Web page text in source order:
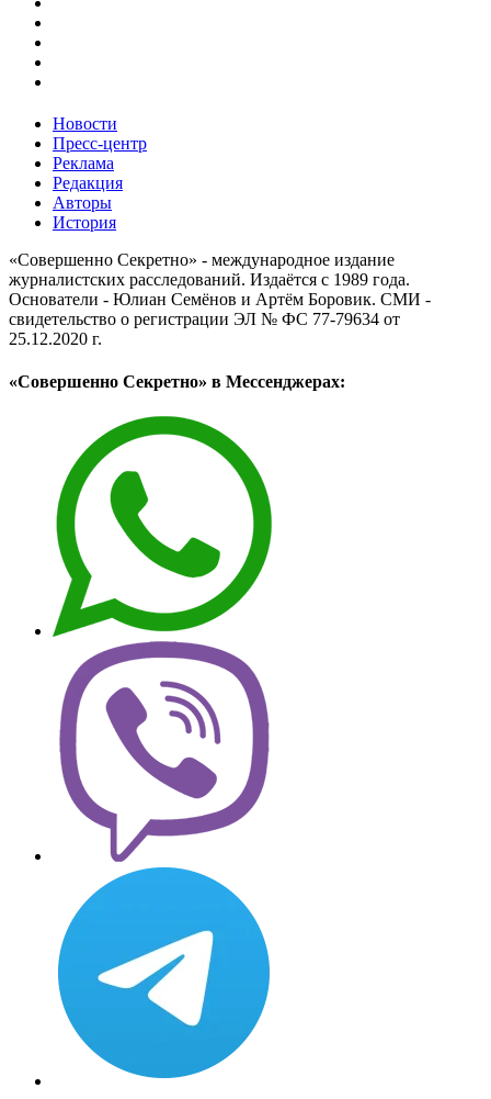
Новости
Пресс-центр
Реклама
Редакция
Авторы
История
«Совершенно Секретно» - международное издание
журналистских расследований. Издаётся с 1989 года.
Основатели - Юлиан Семёнов и Артём Боровик. CМИ -
свидетельство о регистрации ЭЛ № ФС 77-79634 от
25.12.2020 г.
«Совершенно Секретно» в Мессенджерах: